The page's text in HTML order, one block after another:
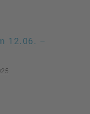
12.06. –